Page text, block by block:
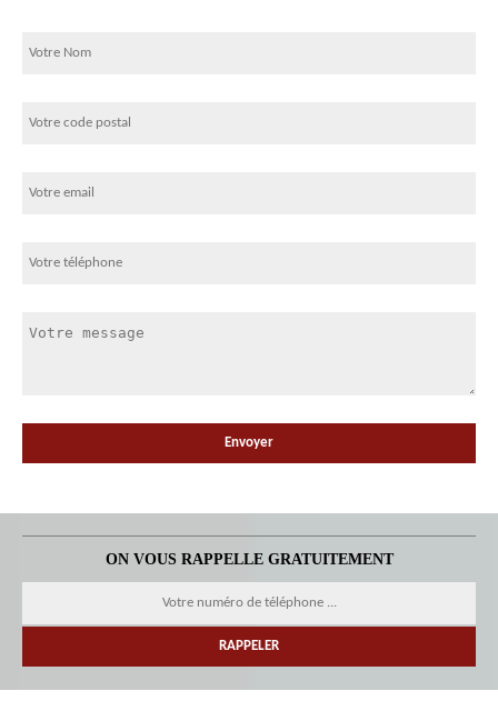
ON VOUS RAPPELLE GRATUITEMENT